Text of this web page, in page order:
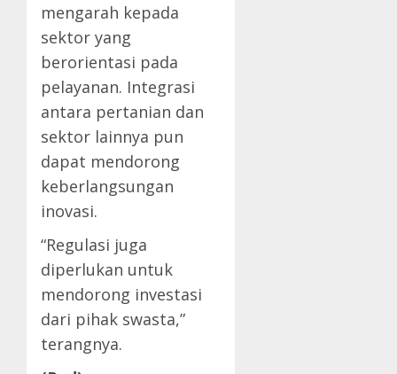
mengarah kepada
sektor yang
berorientasi pada
pelayanan. Integrasi
antara pertanian dan
sektor lainnya pun
dapat mendorong
keberlangsungan
inovasi.
“Regulasi juga
diperlukan untuk
mendorong investasi
dari pihak swasta,”
terangnya.